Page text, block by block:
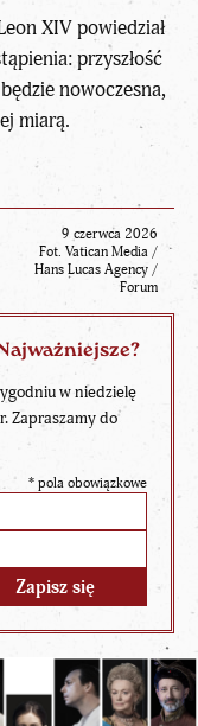
XIVpowiedział
przyszłość
nowoczesna,
miarą.
9 czerwca 2026
Fot. Vatican Media /
Hans Lucas Agency /
Forum
w niedzielę
Zapraszamy do
* pola obowiązkowe